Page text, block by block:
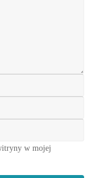
w mojej